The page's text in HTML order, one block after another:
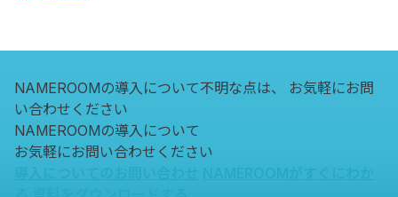
NAMEROOMの導入について不明な点は、
お気軽にお問
い合わせください
NAMEROOMの導入について
お気軽にお問い合わせください